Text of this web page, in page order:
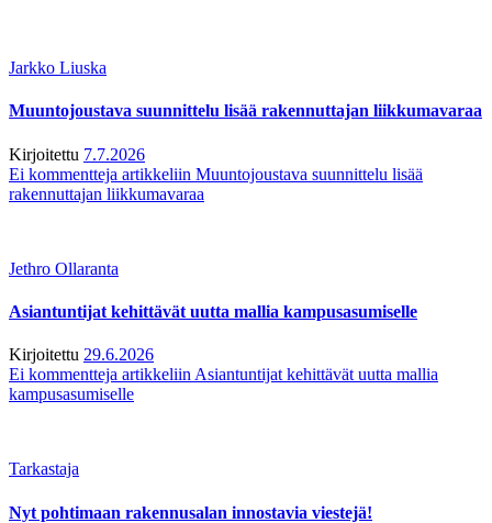
Jarkko Liuska
Muuntojoustava suunnittelu lisää rakennuttajan liikkumavaraa
Kirjoitettu 7.7.2026
Ei kommentteja artikkeliin Muuntojoustava suunnittelu lisää
rakennuttajan liikkumavaraa
Jethro Ollaranta
Asiantuntijat kehittävät uutta mallia kampusasumiselle
Kirjoitettu 29.6.2026
Ei kommentteja artikkeliin Asiantuntijat kehittävät uutta mallia
kampusasumiselle
Tarkastaja
Nyt pohtimaan rakennusalan innostavia viestejä!